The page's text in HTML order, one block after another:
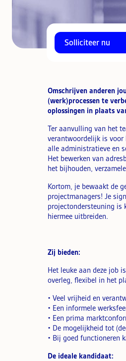
Solliciteer nu
Omschrijven anderen
(werk)processen te
oplossingen in plaats
Ter aanvulling van het
verantwoordelijk is
alle administratieve en
Het bewerken van
het bijhouden,
Kortom, je bewaakt de
projectmanagers! Je
projectondersteuning is
hiermee uitbreiden.
Zij bieden:
Het leuke aan deze job
overleg, flexibel in het
• Veel vrijheid en
• Een informele
• Een prima
• De mogelijkheid tot
• Bij goed functioneren
De ideale kandidaat: